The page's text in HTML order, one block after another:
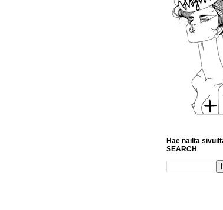
Hae näiltä
SEARCH